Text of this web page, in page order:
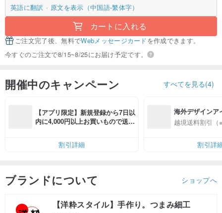
英語に翻訳
原文を表示（中国語-繁体字）
カートに入れる
ご注文完了後、無料でWebメッセージカードを作成できます。
今すぐのご注文で8/15~8/25にお届け予定です。
開催中のキャンペーン すべてを見る(4)
【アプリ限定】新規登録から7日以
内に4,000円以上お買いもので送料
割引詳細
海外デザインア
入
越境送料割引（
割引詳
ブランドについて ショップへ
【洋粋スタイル】手作り。つまみ細工